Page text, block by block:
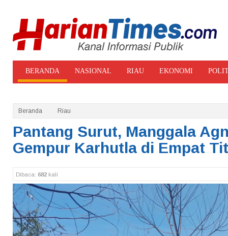
BERANDA NASIONAL RIAU EKONOMI
Beranda Riau
Pantang Surut, Manggala
Gempur Karhutla di Empat
Dibaca: 682 kali